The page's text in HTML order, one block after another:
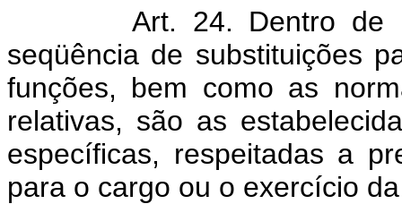
Art. 24. Dentro de
seqüência de substituições
funções, bem como as
relativas, são as
específicas, respeitadas a
para o cargo ou o exercício